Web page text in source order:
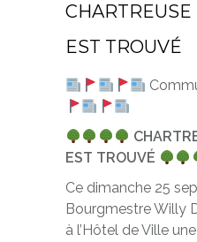
CHARTREUSE
EST TROUVÉ
EST TROUVÉ
Ce dimanche 25
Bourgmestre Willy
à l’Hôtel de Ville